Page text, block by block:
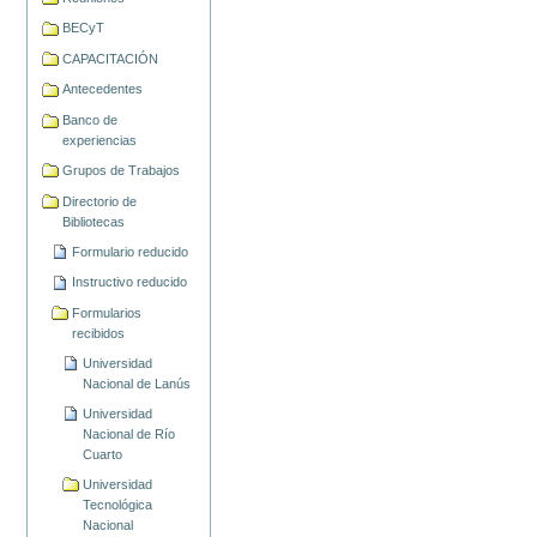
BECyT
CAPACITACIÓN
Antecedentes
Banco de
experiencias
Grupos de Trabajos
Directorio de
Bibliotecas
Formulario reducido
Instructivo reducido
Formularios
recibidos
Universidad
Nacional de Lanús
Universidad
Nacional de Río
Cuarto
Universidad
Tecnológica
Nacional